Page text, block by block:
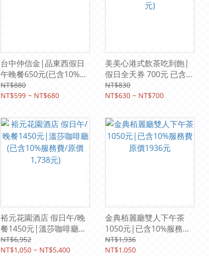
台中仲信金|品東西假日
午晚餐650元(已含10%服
務費)
NT$880
NT$599 ~ NT$680
美美心港式飲茶吃到飽|
假日全天券 700元 已含
10%服務費(原價830元)
NT$830
NT$630 ~ NT$700
裕元花園酒店 假日午/晚
餐1450元|溫莎咖啡廳
(已含10%服務費/原價
1,738元)
NT$6,952
NT$1,050 ~ NT$5,400
金典栢麗廳雙人下午茶
1050元|已含10%服務費
原價1936元
NT$1,936
NT$1,050